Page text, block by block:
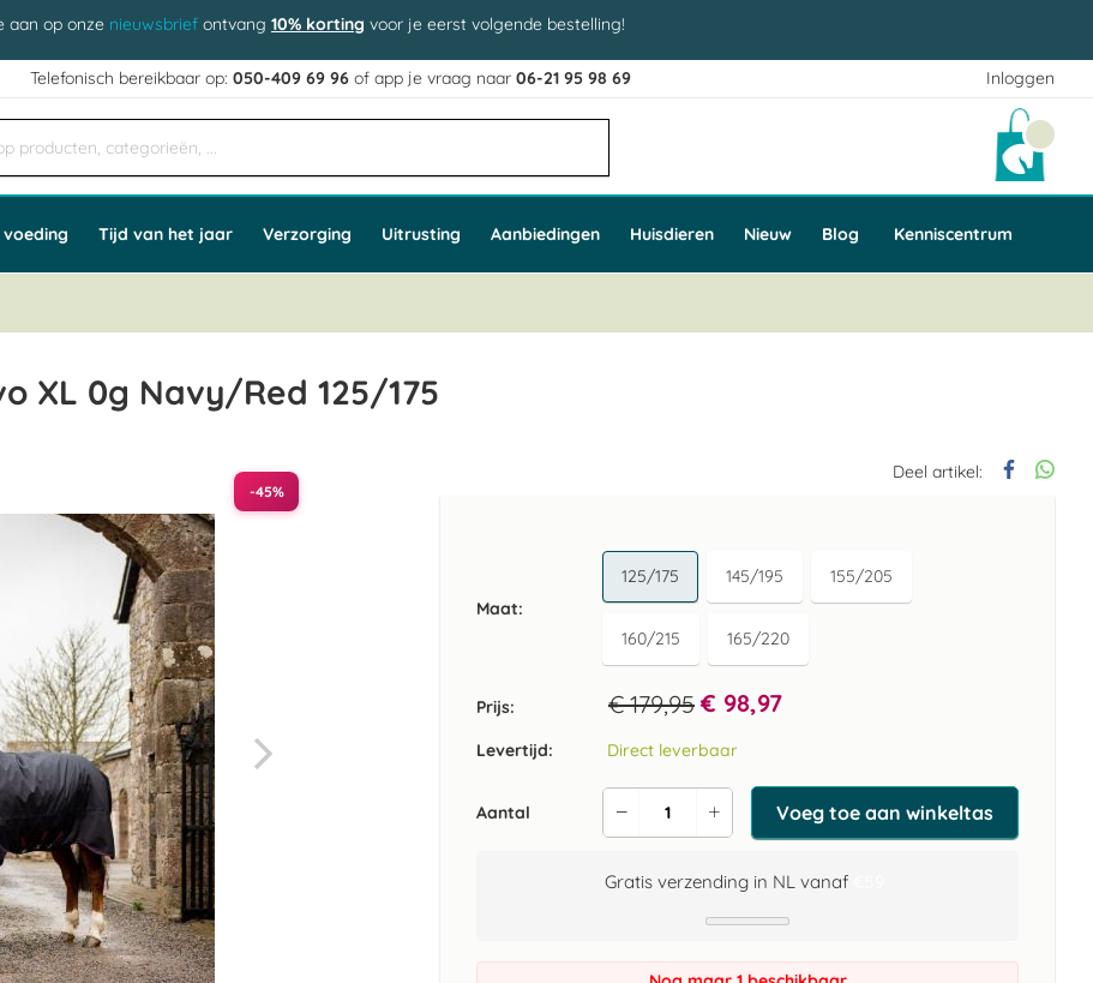
aan op onze nieuwsbrief ontvang 10% korting voor je eerst volgende bestelling!
Inloggen
Telefonisch bereikbaar op:050-409 69 96 of app je vraag naar06-21 95 98 69
Tijd van het jaar Verzorging Uitrusting Aanbiedingen Huisdieren Nieuw Blog Kenniscentrum
XL 0g Navy/Red 125/175
Deel artikel:
Maat
125/175 145/195 155/205
160/215 165/220
Prijs: € 179,95 € 98,97
Levertijd: Direct leverbaar
Aantal
Verhoog
de
Verlaag
de
Voeg toe aan winkeltas
Gratis verzending in NL vanaf
-45%